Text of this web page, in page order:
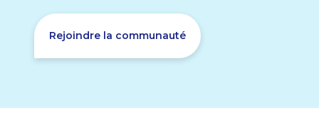
Rejoindre la communauté